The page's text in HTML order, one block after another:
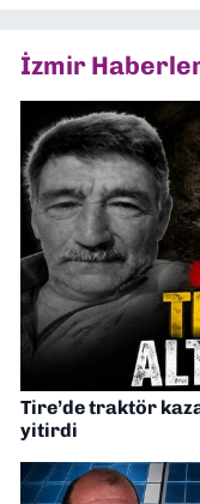
İzmir
Tire’de traktör
yitirdi